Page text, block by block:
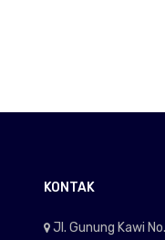
KONTAK
Jl. Gunung Kawi